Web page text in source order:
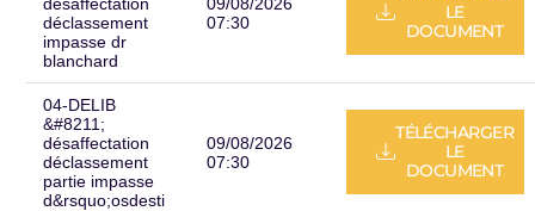
déclassement
impasse dr
blanchard
07:30
LE
DOCUMENT
04-DELIB
&#8211;
désaffectation
déclassement
partie impasse
d&rsquo;osdesti
09/08/2026
07:30
TÉLÉCHARGER
LE
DOCUMENT